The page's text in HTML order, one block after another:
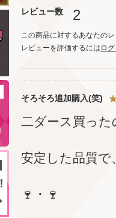
レビュー数
2
この商品に対するあなたの
レビューを評価するには ロ
そろそろ追加購入(笑)
二ダース買っ
安定した品質で
🍷・🍷